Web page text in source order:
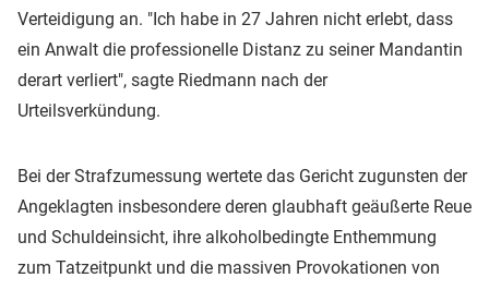
Verteidigung an. "Ich habe in 27 Jahren nicht erlebt, dass
ein Anwalt die professionelle Distanz zu seiner Mandantin
derart verliert", sagte Riedmann nach der
Urteilsverkündung.
Bei der Strafzumessung wertete das Gericht zugunsten der
Angeklagten insbesondere deren glaubhaft geäußerte Reue
und Schuldeinsicht, ihre alkoholbedingte Enthemmung
zum Tatzeitpunkt und die massiven Provokationen von